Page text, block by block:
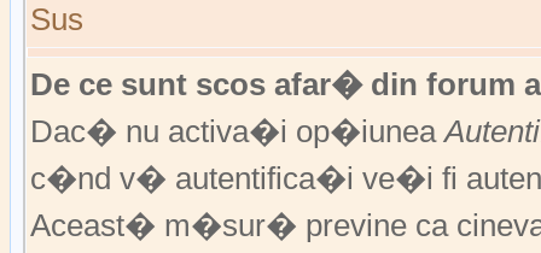
Sus
De ce sunt scos afar� din forum
Dac� nu activa�i op�iunea
c�nd v� autentifica�i ve�i fi
Aceast� m�sur� previne ca